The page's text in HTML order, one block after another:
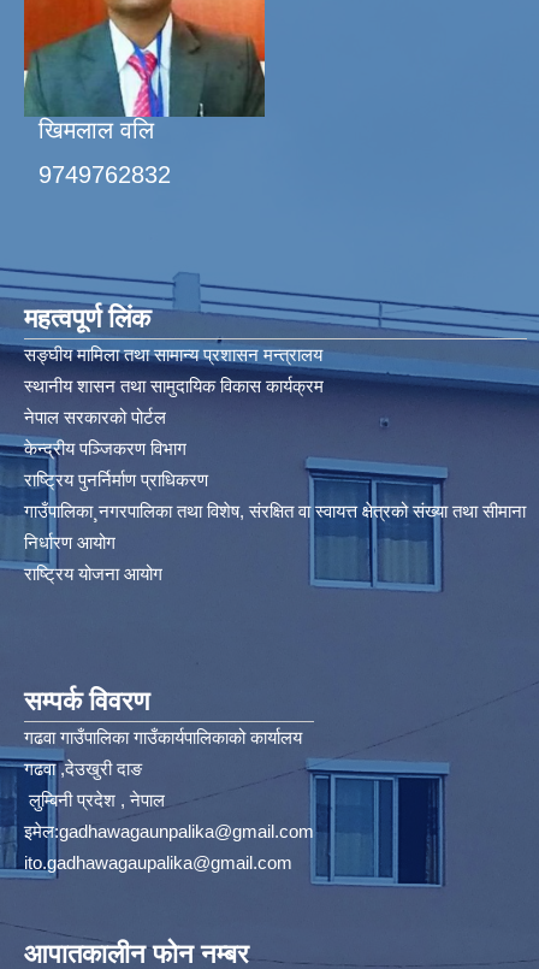
खिमलाल वलि
9749762832
महत्वपूर्ण लिंक
सङ्घीय मामिला तथा सामान्य प्रशासन मन्त्रालय
स्थानीय शासन तथा सामुदायिक विकास कार्यक्रम
नेपाल सरकारको पोर्टल
केन्द्रीय पञ्जिकरण विभाग
राष्ट्रिय पुनर्निर्माण प्राधिकरण
गाउँपालिका¸नगरपालिका तथा विशेष, संरक्षित वा स्वायत्त क्षेत्रको संख्या तथा सीमाना
निर्धारण आयोग​
राष्ट्रिय योजना आयोग
सम्पर्क विवरण
गढवा गाउँपालिका गाउँकार्यपालिकाको कार्यालय
गढवा ,देउखुरी दाङ
लुम्बिनी प्रदेश , नेपाल
इमेल:gadhawagaunpalika@gmail.com
ito.gadhawagaupalika@gmail.com
आपातकालीन फोन नम्बर